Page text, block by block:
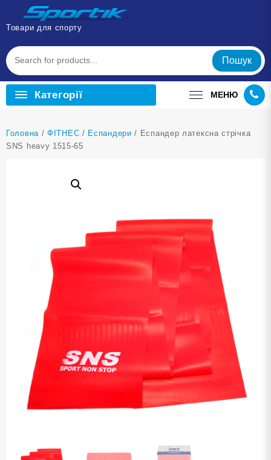
Перейти
вмісту
Товари для спорту
Пошук
Категорії МЕНЮ
Головна /ФІТНЕС / Еспандери / Еспандер латексна стрічка
SNS heavy 1515-65